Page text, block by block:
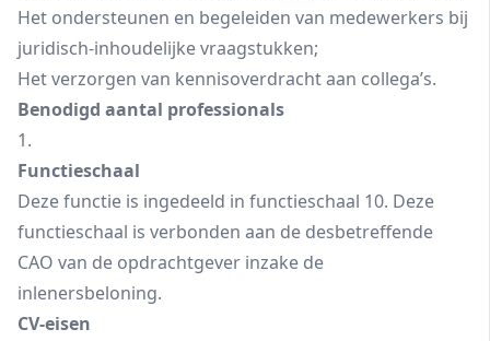
Het ondersteunen en begeleiden van medewerkers bij
juridisch-inhoudelijke vraagstukken;
Het verzorgen van kennisoverdracht aan collega’s.
Benodigd aantal professionals
1.
Functieschaal
Deze functie is ingedeeld in functieschaal 10. Deze
functieschaal is verbonden aan de desbetreffende
CAO van de opdrachtgever inzake de
inlenersbeloning.
CV-eisen